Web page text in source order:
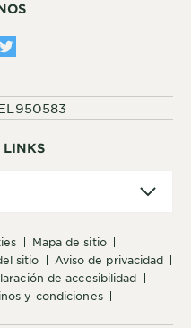
LINKS
mapa de sitio
sitio
aviso de privacidad
de accesibilidad
y condiciones